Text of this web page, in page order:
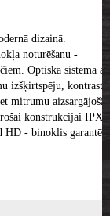
dizainā.
noturēšanu -
Optiskā sistēma ar
izšķirtspēju, kontrastu
mitrumu aizsargājošā
konstrukcijai IPX7
HD - binoklis garantēti